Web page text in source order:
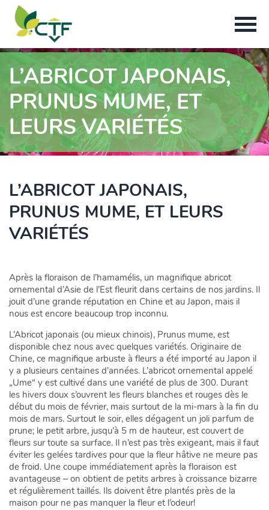
L’ABRICOT JAPONAIS,
PRUNUS MUME, ET
LEURS VARIÉTÉS
L’ABRICOT JAPONAIS,
PRUNUS MUME, ET LEURS
VARIÉTÉS
Après la floraison de l’hamamélis, un magnifique abricot
ornemental d’Asie de l’Est fleurit dans certains de nos jardins. Il
jouit d’une grande réputation en Chine et au Japon, mais il
nous est encore beaucoup trop inconnu.
L’Abricot japonais (ou mieux chinois), Prunus mume, est
disponible chez nous avec quelques variétés. Originaire de
Chine, ce magnifique arbuste à fleurs a été importé au Japon il
y a plusieurs centaines d’années. L’abricot ornemental appelé
„Ume“ y est cultivé dans une variété de plus de 300. Durant
les hivers doux s’ouvrent les fleurs blanches et rouges dès le
début du mois de février, mais surtout de la mi-mars à la fin du
mois de mars. Surtout le soir, elles dégagent un joli parfum de
prune; le petit arbre, jusqu’à 5 m de hauteur, est couvert de
fleurs sur toute sa surface. Il n’est pas très exigeant, mais il faut
éviter les gelées tardives pour que la fleur hâtive ne meure pas
de froid. Une coupe immédiatement après la floraison est
avantageuse ‏‒ on obtient de petits arbres à croissance bizarre
et régulièrement taillés. Ils doivent être plantés près de la
maison pour ne pas manquer la fleur et l’odeur!